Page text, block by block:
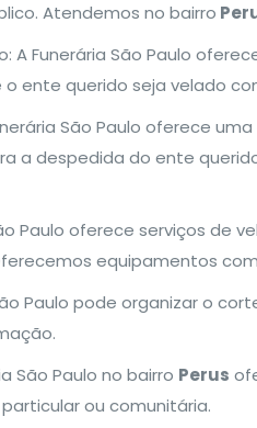
Atendemos no bairro
A Funerária São Paulo
ente querido seja velado
São Paulo oferece
a despedida do ente
Paulo oferece serviços de
equipamentos
Paulo pode organizar o
São Paulo no bairro Perus
ou comunitária.